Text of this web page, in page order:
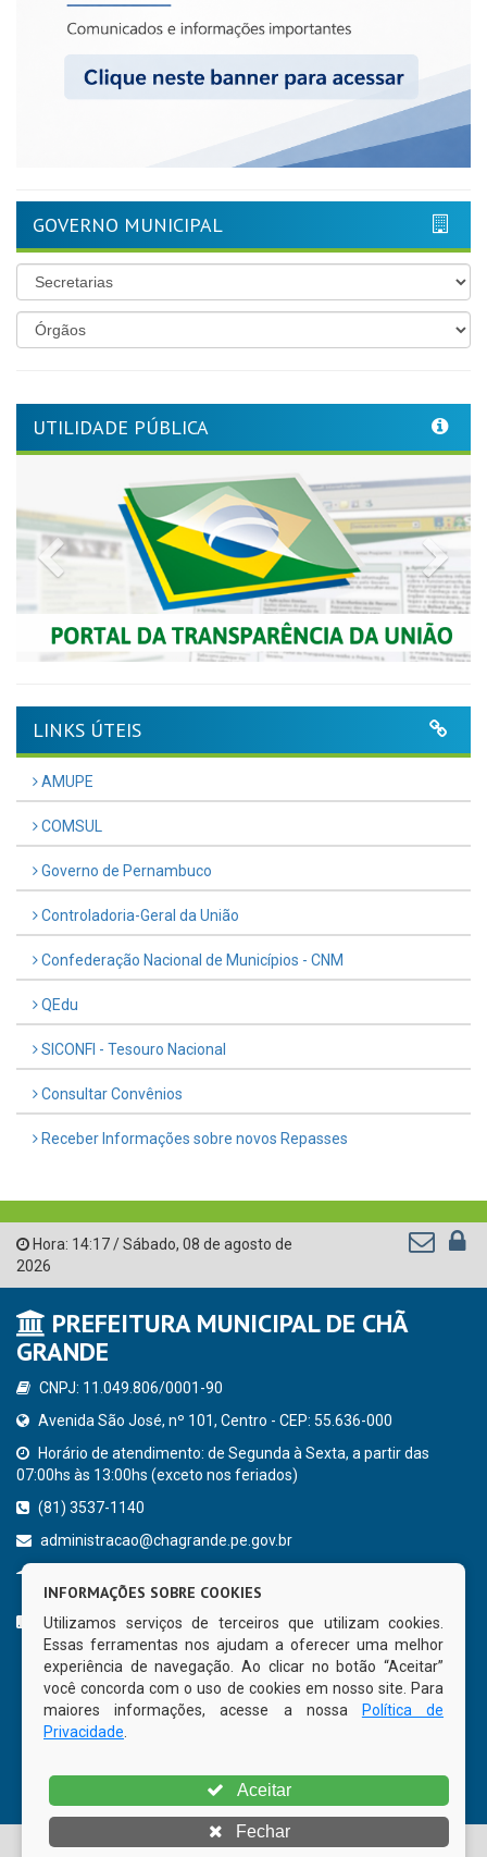
GOVERNO MUNICIPAL
UTILIDADE PÚBLICA
Previous
LINKS ÚTEIS
AMUPE
COMSUL
Governo de Pernambuco
Controladoria-Geral da União
Confederação Nacional de Municípios - CNM
QEdu
SICONFI - Tesouro Nacional
Consultar Convênios
Receber Informações sobre novos Repasses
Hora: 14:17/Sábado, 08 de agosto de
2026
PREFEITURA MUNICIPAL DE CHÃ
GRANDE
CNPJ: 11.049.806/0001-90
Avenida São José, nº 101, Centro - CEP: 55.636-000
Horário de atendimento: de Segunda à Sexta, a partir das
07:00hs às 13:00hs (exceto nos feriados)
(81) 3537-1140
administracao@chagrande.pe.gov.br
CURTA NOSSA FAN PAGE
© Copyright 2026 Prefeitura Municipal de Chã Grande | Todos
INFORMAÇÕES SOBRE COOKIES
Utilizamos serviços de terceiros que utilizam cookies.
Essas ferramentas nos ajudam a oferecer uma melhor
experiência de navegação. Ao clicar no botão “Aceitar”
você concorda com o uso de cookies em nosso site. Para
maiores informações, acesse a nossa
Política de
Privacidade
Aceitar
Fechar